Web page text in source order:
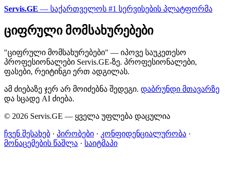
Servis.GE — საქართველოს #1 სერვისების პლატფორმა
ციფრული მომსახურებები
"ციფრული მომსახურებები" — იპოვე საუკეთესო
პროფესიონალები Servis.GE-ზე. პროფესიონალები,
ფასები, რეიტინგი ერთ ადგილას.
ამ ძიებაზე ჯერ არ მოიძებნა შედეგი. დაბრუნდი მთავარზე
და სცადე AI ძიება.
© 2026 Servis.GE — ყველა უფლება დაცულია
ჩვენ შესახებ · პირობები · კონფიდენციალურობა ·
მონაცემების წაშლა · საიტმაპი